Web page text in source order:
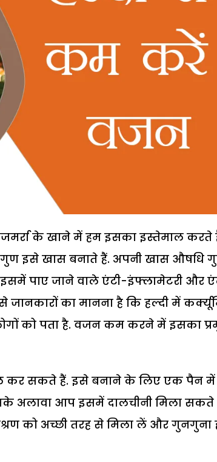
के खाने में हम इसका इस्तेमाल करते
इसे खास बनाते हैं. अपनी खास औषधि
पाए जाने वाले एंटी-इंफ्लामेटरी और
का मानना है कि हल्दी में
को पता है. वजन कम करने में इसका
कर सकते हैं. इसे बनाने के लिए एक पैन में
अलावा आप इसमें दालचीनी मिला सकते
को अच्छी तरह से मिला लें और गुनगुना